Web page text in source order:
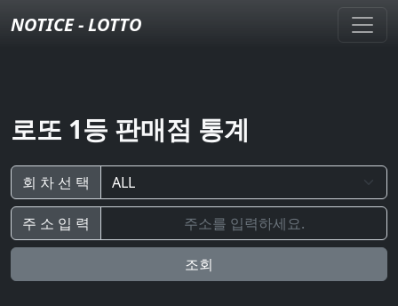
NOTICE - LOTTO
로또 1등 판매점 통계
회 차 선 택
주 소 입 력
조회